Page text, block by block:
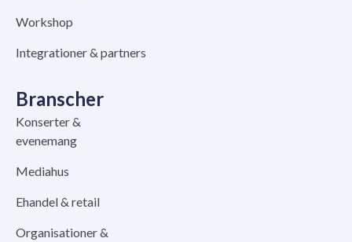
Workshop
Integrationer & partners
Branscher
Konserter &
evenemang
Mediahus
Ehandel & retail
Organisationer &